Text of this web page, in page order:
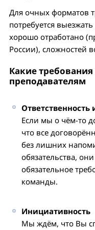
Для очных форматов
потребуется
хорошо отработано
России), сложностей
Какие
преподавателям
Ответственность
Если мы о чём-то
что все
без лишних
обязательства,
обязательное
команды.
Инициативность
Мы ждём, что Вы